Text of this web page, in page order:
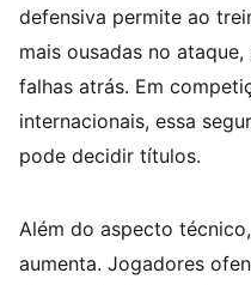
defensiva permite ao
mais ousadas no
falhas atrás. Em
internacionais, essa
pode decidir títulos.
Além do aspecto
aumenta. Jogadores